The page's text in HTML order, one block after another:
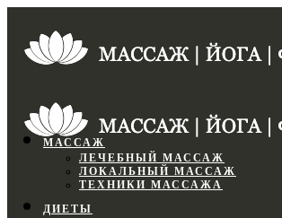
МАССАЖ
ЛЕЧЕБНЫЙ МАССАЖ
ЛОКАЛЬНЫЙ МАССАЖ
ТЕХНИКИ МАССАЖА
ДИЕТЫ